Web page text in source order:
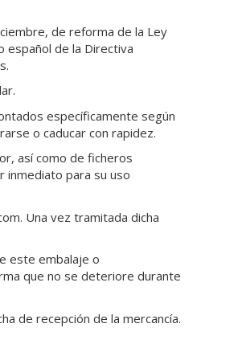
de reforma de la Ley
español de la Directiva
específicamente según
o caducar con rapidez.
así como de ficheros
inmediato para su uso
. Una vez tramitada dicha
este embalaje o
que no se deteriore durante
de recepción de la mercancía.